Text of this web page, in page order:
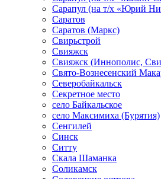
Сарапул (на т/х «Юрий
Саратов
Саратов (Маркс)
Свирьстрой
Свияжск
Свияжск (Иннополис,
Свято-Вознесенский
Северобайкальск
Секретное место
село Байкальское
село Максимиха (Бурятия)
Сенгилей
Синск
Ситту
Скала Шаманка
Соликамск